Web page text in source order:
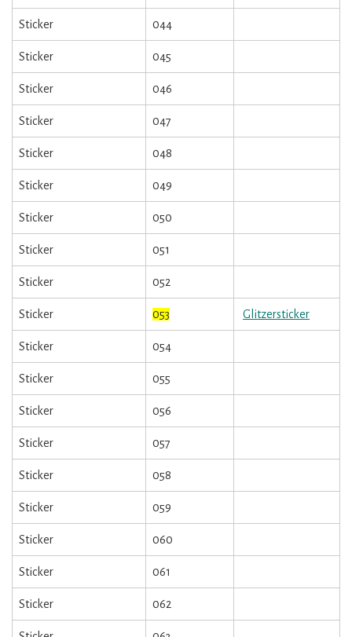
Sticker 044
Sticker 045
Sticker 046
Sticker 047
Sticker 048
Sticker 049
Sticker 050
Sticker 051
Sticker 052
Sticker 053 Glitzersticker
Sticker 054
Sticker 055
Sticker 056
Sticker 057
Sticker 058
Sticker 059
Sticker 060
Sticker 061
Sticker 062